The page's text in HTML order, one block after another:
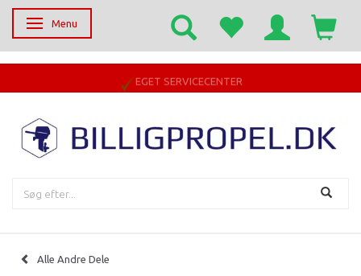
Skifte navigation
Menu
EGET SERVICECENTER
Alle Andre Dele